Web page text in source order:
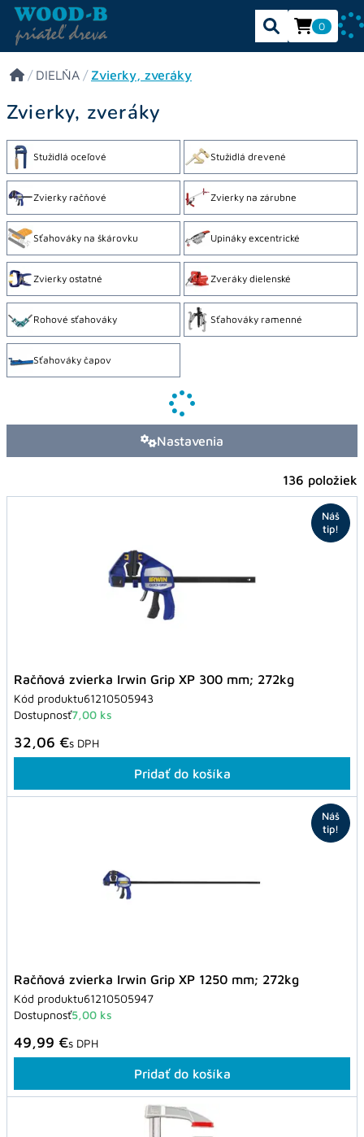
0
/ DIELŇA / Zvierky, zveráky
Zvierky, zveráky
Stužidlá oceľové Stužidlá drevené
Zvierky račňové Zvierky na zárubne
Sťahováky na škárovku Upináky excentrické
Zvierky ostatné Zveráky dielenské
Rohové sťahováky Sťahováky ramenné
Sťahováky čapov
Nastavenia
136 položiek
Náš
tip!
Račňová zvierka Irwin Grip XP 300 mm; 272kg
Kód produktu61210505943
Dostupnosť7,00 ks
32,06 €s DPH
Pridať do košíka
Náš
tip!
Račňová zvierka Irwin Grip XP 1250 mm; 272kg
Kód produktu61210505947
Dostupnosť5,00 ks
49,99 €s DPH
Pridať do košíka